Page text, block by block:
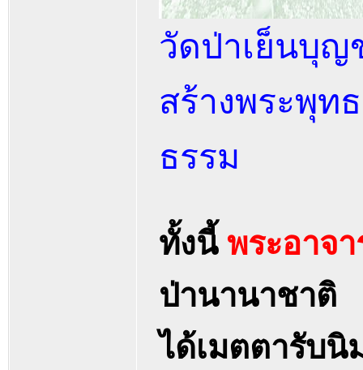
วัดป่าเย็นบุ
สร้างพระพุท
ธรรม
ทั้งนี้ พระอาจ
ป่านานาชาติ
ได้เมตตารับนิ